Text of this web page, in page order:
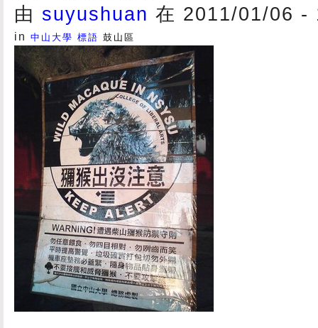
由 suyushuan 在 2011/01/06 -
in 中山大學 標語 鼓山區